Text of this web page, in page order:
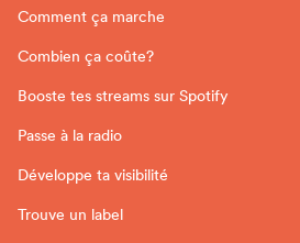
Comment ça marche
Combien ça coûte?
Booste tes streams sur Spotify
Passe à la radio
Développe ta visibilité
Trouve un label